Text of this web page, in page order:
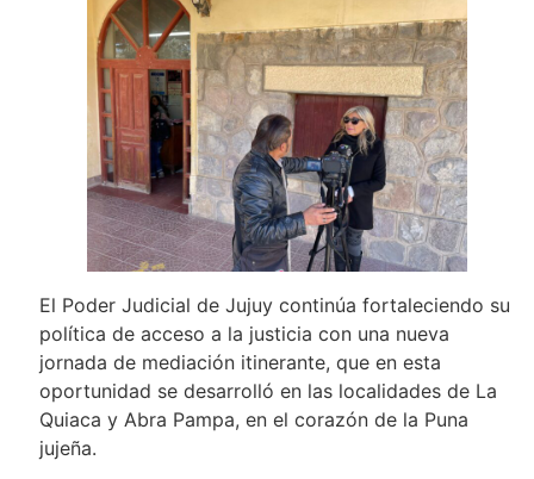
El Poder Judicial de Jujuy continúa fortaleciendo su
política de acceso a la justicia con una nueva
jornada de mediación itinerante, que en esta
oportunidad se desarrolló en las localidades de La
Quiaca y Abra Pampa, en el corazón de la Puna
jujeña.